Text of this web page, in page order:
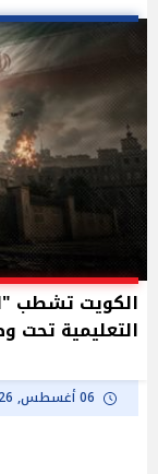
الكويت تشطب
التعليمية تحت
06 أغسطس, 2026 08:01 م